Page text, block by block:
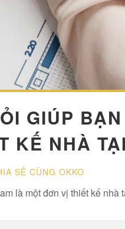
GIÚP
KẾ NHÀ
SẺ CÙNG OKKO
là một đơn vị thiết kế